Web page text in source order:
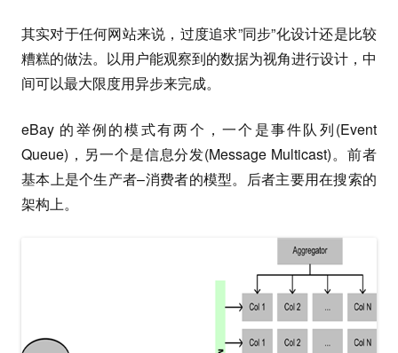
其实对于任何网站来说，过度追求”同步”化设计还是比较
糟糕的做法。以用户能观察到的数据为视角进行设计，中
间可以最大限度用异步来完成。
eBay 的举例的模式有两个，一个是事件队列(Event
Queue)，另一个是信息分发(Message Multicast)。前者
基本上是个生产者–消费者的模型。后者主要用在搜索的
架构上。